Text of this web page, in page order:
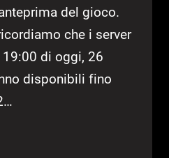
del gioco.
che i server
di oggi, 26
disponibili fino